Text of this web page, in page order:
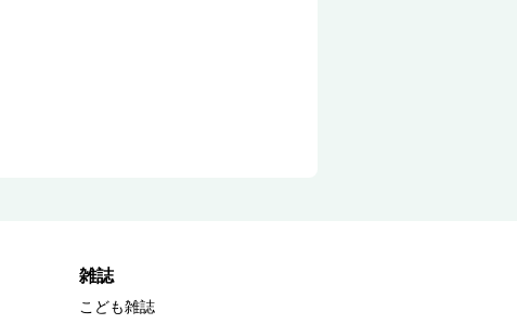
雑誌
こども雑誌